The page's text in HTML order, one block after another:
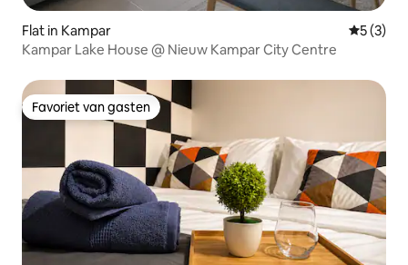
Flat in Kampar
5 (3)
Kampar Lake House @ Nieuw Kampar City Centre
Favoriet van gasten
Favoriet van gasten